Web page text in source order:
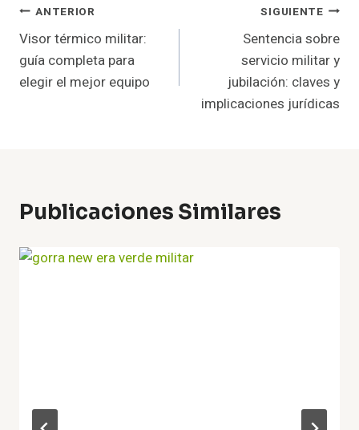
Navegación
De
Entradas
ANTERIOR
Visor térmico militar:
guía completa para
elegir el mejor equipo
SIGUIENTE
Sentencia sobre
servicio militar y
jubilación: claves y
implicaciones jurídicas
Publicaciones Similares